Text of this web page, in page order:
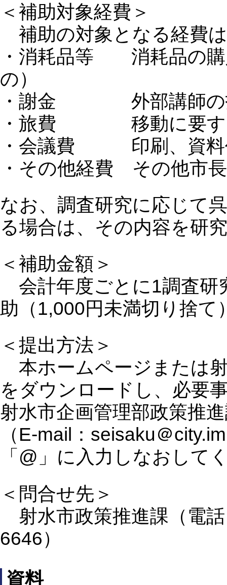
＜補助対象経費＞
補助の対象となる経費
・消耗品等 消耗品の購
の）
・謝金 外部講師の招
・旅費 移動に要する
・会議費 印刷、資料
・その他経費 その他市
なお、調査研究に応じて
る場合は、その内容を研
＜補助金額＞
会計年度ごとに1調査研
助（1,000円未満切り捨
＜提出方法＞
本ホームページまたは
をダウンロードし、必要
射水市企画管理部政策推
（E-mail：seisaku＠
「@」に入力しなおして
＜問合せ先＞
射水市政策推進課（電
6646）
資料